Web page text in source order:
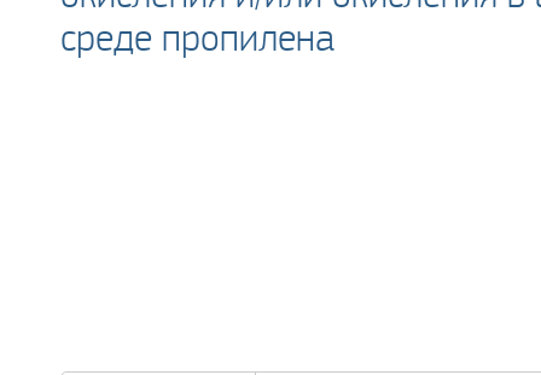
среде пропилена